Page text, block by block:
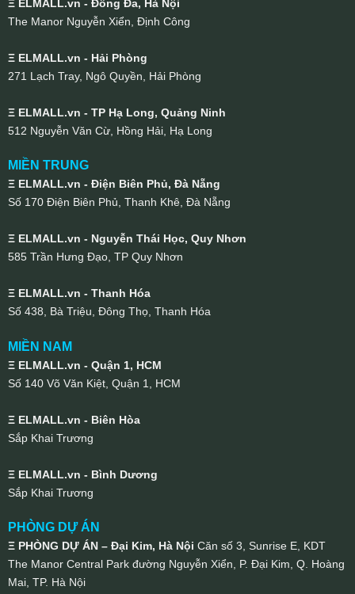
Ξ ELMALL.vn - Đống Đa, Hà Nội
The Manor Nguyễn Xiển, Định Công
Ξ ELMALL.vn - Hải Phòng
271 Lạch Tray, Ngô Quyền, Hải Phòng
Ξ ELMALL.vn - TP Hạ Long, Quảng Ninh
512 Nguyễn Văn Cừ, Hồng Hải, Hạ Long
MIỀN TRUNG
Ξ ELMALL.vn - Điện Biên Phủ, Đà Nẵng
Số 170 Điện Biên Phủ, Thanh Khê, Đà Nẵng
Ξ ELMALL.vn - Nguyễn Thái Học, Quy Nhơn
585 Trần Hưng Đạo, TP Quy Nhơn
Ξ ELMALL.vn - Thanh Hóa
Số 438, Bà Triệu, Đông Thọ, Thanh Hóa
MIỀN NAM
Ξ ELMALL.vn - Quận 1, HCM
Số 140 Võ Văn Kiệt, Quận 1, HCM
Ξ ELMALL.vn - Biên Hòa
Sắp Khai Trương
Ξ ELMALL.vn - Bình Dương
Sắp Khai Trương
PHÒNG DỰ ÁN
Ξ PHÒNG DỰ ÁN – Đại Kim, Hà Nội Căn số 3, Sunrise E, KDT
The Manor Central Park đường Nguyễn Xiển, P. Đại Kim, Q. Hoàng
Mai, TP. Hà Nội